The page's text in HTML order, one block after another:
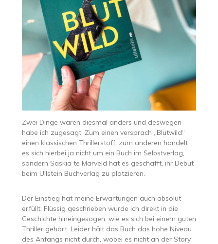
Zwei Dinge waren diesmal anders und deswegen
habe ich zugesagt: Zum einen versprach „Blutwild“
einen klassischen Thrillerstoff, zum anderen handelt
es sich hierbei ja nicht um ein Buch im Selbstverlag,
sondern Saskia te Marveld hat es geschafft, ihr Debüt
beim Ullstein Buchverlag zu platzieren.
Der Einstieg hat meine Erwartungen auch absolut
erfüllt. Flüssig geschrieben wurde ich direkt in die
Geschichte hineingesogen, wie es sich bei einem guten
Thriller gehört. Leider hält das Buch das hohe Niveau
des Anfangs nicht durch, wobei es nicht an der Story